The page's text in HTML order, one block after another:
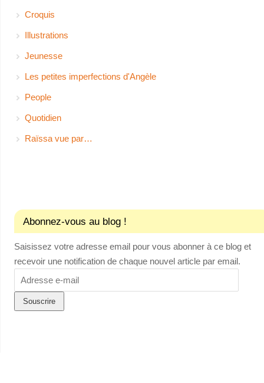
Croquis
Illustrations
Jeunesse
Les petites imperfections d'Angèle
People
Quotidien
Raïssa vue par…
Abonnez-vous au blog !
Saisissez votre adresse email pour vous abonner à ce blog et
recevoir une notification de chaque nouvel article par email.
Adresse
e-
mail